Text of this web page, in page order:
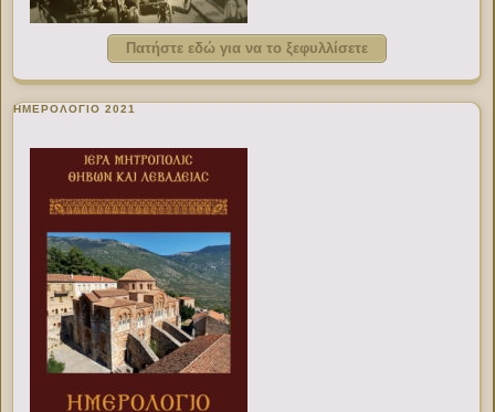
Πατήστε εδώ για να το ξεφυλλίσετε
ΗΜΕΡΟΛΟΓΙΟ 2021